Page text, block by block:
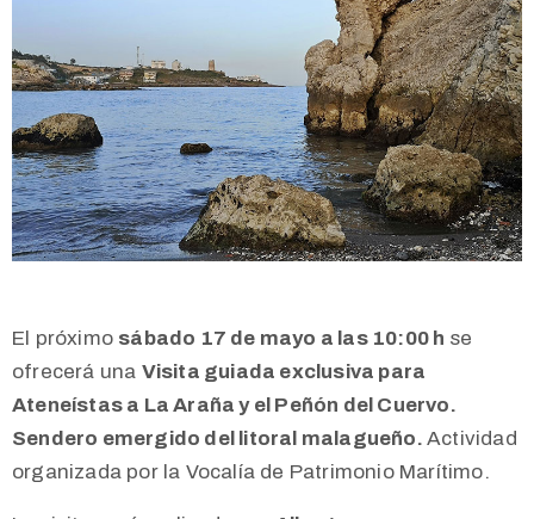
El próximo sábado 17 de mayo a las 10:00 h se
ofrecerá una Visita guiada exclusiva para
Ateneístas a La Araña y el Peñón del Cuervo.
Sendero emergido del litoral malagueño.Actividad
organizada por la Vocalía de Patrimonio Marítimo.